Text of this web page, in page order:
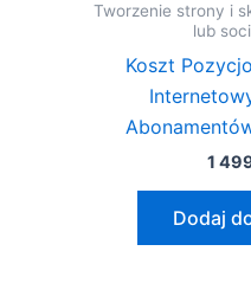
Tworzenie strony i
lub
Koszt
1
Dodaj